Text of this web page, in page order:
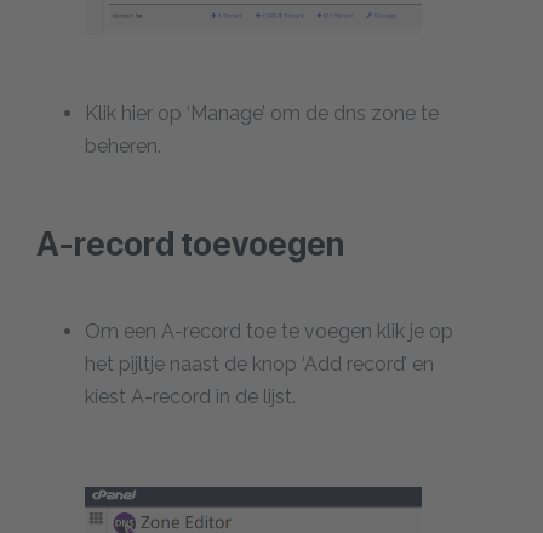
Klik hier op ‘Manage’ om de dns zone te
beheren.
A-record toevoegen
Om een A-record toe te voegen klik je op
het pijltje naast de knop ‘Add record’ en
kiest A-record in de lijst.